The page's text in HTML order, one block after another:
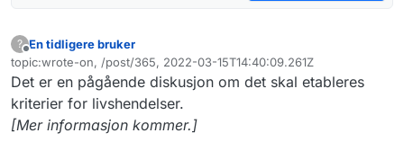
?
Frakoblet
En tidligere bruker
topic:wrote-on, /post/365, 2022-03-15T14:40:09.261Z
Sist endret av
Det er en pågående diskusjon om det skal etableres
kriterier for livshendelser.
[Mer informasjon kommer.]